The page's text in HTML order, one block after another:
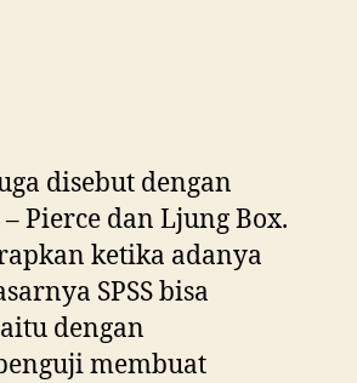
disebut dengan
Pierce dan Ljung Box.
ketika adanya
SPSS bisa
dengan
membuat